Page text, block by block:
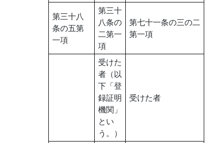
第三十八
条の五第
一項
第三十
八条の
二第一
項
第七十一条の三の二
第一項
受けた
者（以
下「登
録証明
機関」
とい
う。）
受けた者